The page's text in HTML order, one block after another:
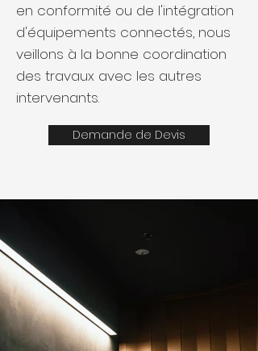
en conformité ou de l'intégration
d'équipements connectés, nous
veillons à la bonne coordination
des travaux avec les autres
intervenants.
Demande de Devis